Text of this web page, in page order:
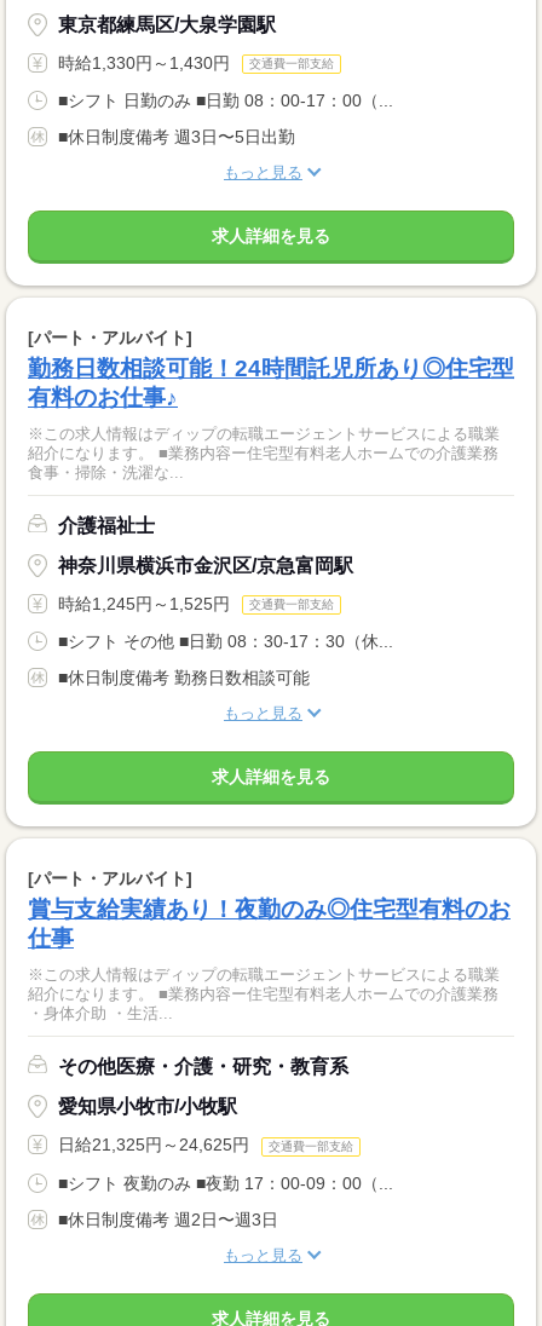
東京都練馬区/大泉学園駅
時給1,330円～1,430円 交通費一部支給
■シフト 日勤のみ ■日勤 08：00-17：00（...
■休日制度備考 週3日〜5日出勤
もっと見る
求人詳細を見る
[パート・アルバイト]
勤務日数相談可能！24時間託児所あり◎住宅型
有料のお仕事♪
※この求人情報はディップの転職エージェントサービスによる職業
紹介になります。 ■業務内容ー住宅型有料老人ホームでの介護業務
食事・掃除・洗濯な...
介護福祉士
神奈川県横浜市金沢区/京急富岡駅
時給1,245円～1,525円 交通費一部支給
■シフト その他 ■日勤 08：30-17：30（休...
■休日制度備考 勤務日数相談可能
もっと見る
求人詳細を見る
[パート・アルバイト]
賞与支給実績あり！夜勤のみ◎住宅型有料のお
仕事
※この求人情報はディップの転職エージェントサービスによる職業
紹介になります。 ■業務内容ー住宅型有料老人ホームでの介護業務
・身体介助 ・生活...
その他医療・介護・研究・教育系
愛知県小牧市/小牧駅
日給21,325円～24,625円 交通費一部支給
■シフト 夜勤のみ ■夜勤 17：00-09：00（...
■休日制度備考 週2日〜週3日
もっと見る
求人詳細を見る